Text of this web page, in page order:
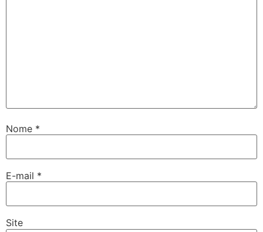
Nome *
E-mail *
Site